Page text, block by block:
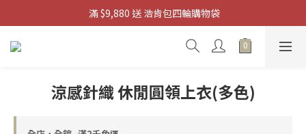
滿 $3880 送 掌上迷你風扇
滿 $9,880 送 浩肯包四輪購物袋
滿 $3880 送 掌上迷你風扇
涼感針織 休閒圓領上衣(多色)